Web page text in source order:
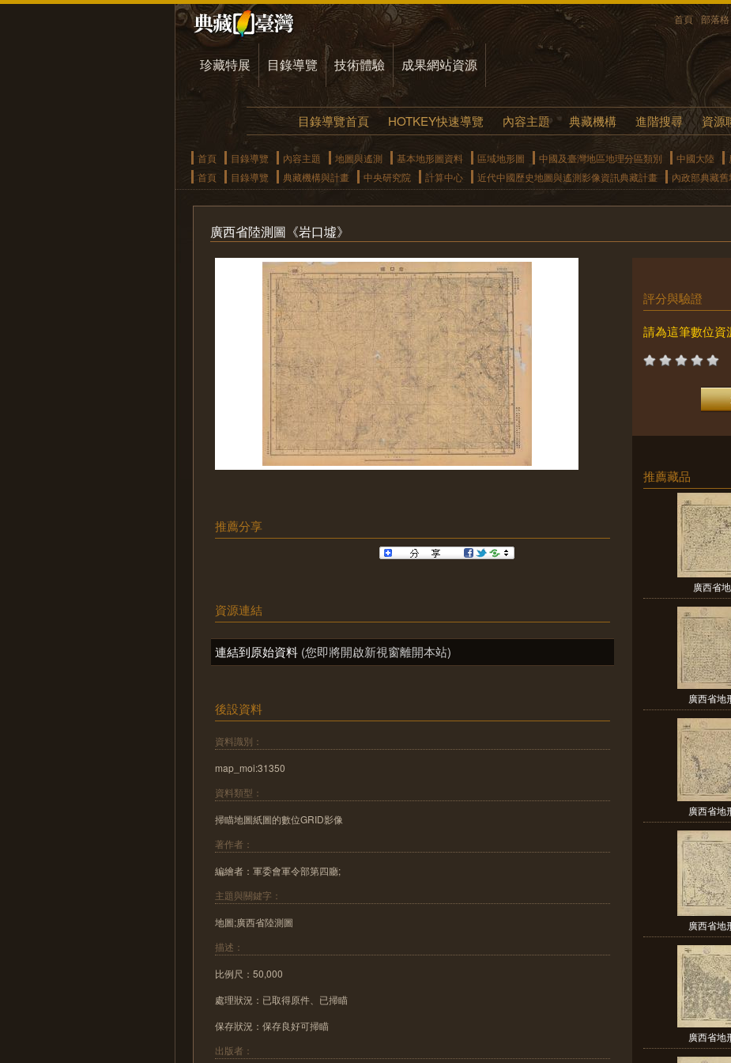
首頁 部落格
珍藏特展 目錄導覽 技術體驗 成果網站資源
目錄導覽首頁 HOTKEY快速導覽 內容主題 典藏機構 進階搜尋 資源
首頁 目錄導覽 內容主題 地圖與遙測 基本地形圖資料 區域地形圖 中國及臺灣地區地理分區類別 中國大陸
首頁
目錄導覽 典藏機構與計畫 中央研究院 計算中心 近代中國歷史地圖與遙測影像資訊典藏計畫 內政部典藏
廣西省陸測圖《岩口墟》
推薦分享
資源連結
連結到原始資料 (您即將開啟新視窗離開本站)
後設資料
資料識別：
map_moi:31350
資料類型：
掃瞄地圖紙圖的數位GRID影像
著作者：
編繪者：軍委會軍令部第四廳;
主題與關鍵字：
地圖;廣西省陸測圖
描述：
比例尺：50,000
處理狀況：已取得原件、已掃瞄
保存狀況：保存良好可掃瞄
出版者：
評分與驗證
請為這筆數位資
推薦藏品
廣西省
廣西省地
廣西省地
廣西省地
廣西省地